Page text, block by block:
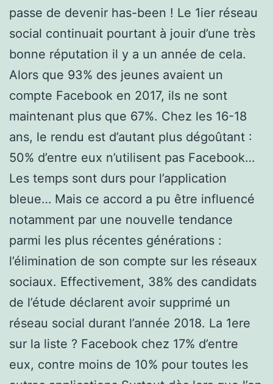
passe de devenir has-been ! Le 1ier réseau
social continuait pourtant à jouir d’une très
bonne réputation il y a un année de cela.
Alors que 93% des jeunes avaient un
compte Facebook en 2017, ils ne sont
maintenant plus que 67%. Chez les 16-18
ans, le rendu est d’autant plus dégoûtant :
50% d’entre eux n’utilisent pas Facebook…
Les temps sont durs pour l’application
bleue… Mais ce accord a pu être influencé
notamment par une nouvelle tendance
parmi les plus récentes générations :
l’élimination de son compte sur les réseaux
sociaux. Effectivement, 38% des candidats
de l’étude déclarent avoir supprimé un
réseau social durant l’année 2018. La 1ere
sur la liste ? Facebook chez 17% d’entre
eux, contre moins de 10% pour toutes les